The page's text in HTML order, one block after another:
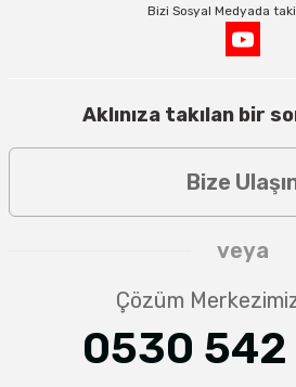
Bizi Sosyal Medyada
Aklınıza takılan bir
Bize
veya
Çözüm
0530 542